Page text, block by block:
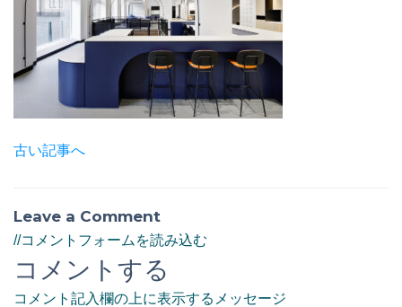
古い記事へ
Leave a Comment
//コメントフォームを読み込む
コメントする
コメント記入欄の上に表示するメッセージ